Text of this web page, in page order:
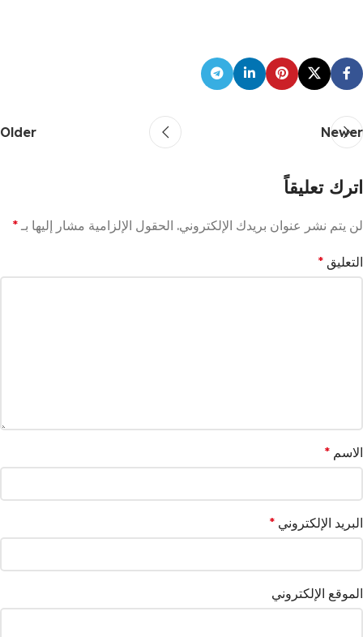
Newer
Older
اترك تعليقاً
لن يتم نشر عنوان بريدك الإلكتروني. الحقول الإلزامية مشار إليها بـ *
التعليق *
الاسم *
البريد الإلكتروني *
الموقع الإلكتروني